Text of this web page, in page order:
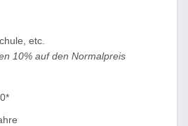
etc.
10% auf den Normalpreis